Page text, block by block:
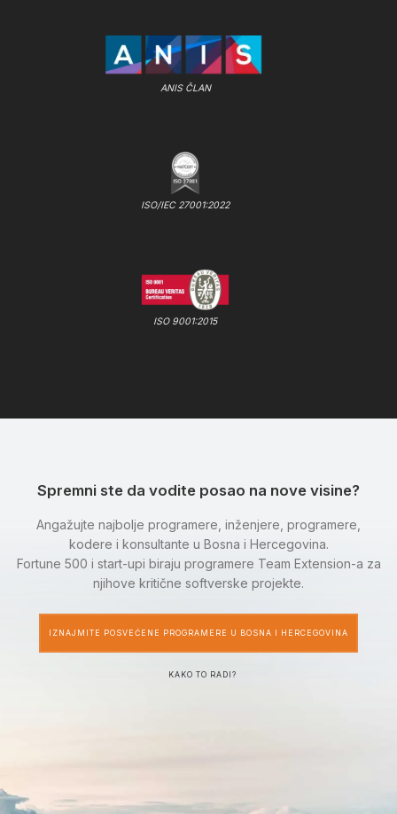
ANIS ČLAN
ISO/IEC 27001:2022
ISO 9001:2015
Spremni ste da vodite posao na nove visine?
Angažujte najbolje programere, inženjere, programere,
kodere i konsultante u Bosna i Hercegovina.
Fortune 500 i start-upi biraju programere Team Extension-a za
njihove kritične softverske projekte.
IZNAJMITE POSVEĆENE PROGRAMERE U BOSNA I HERCEGOVINA
KAKO TO RADI?